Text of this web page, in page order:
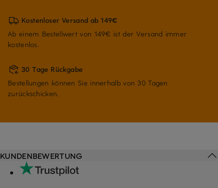
Kostenloser Versand ab 149€
Ab einem Bestellwert von 149€ ist der Versand immer
kostenlos.
30 Tage Rückgabe
Bestellungen können Sie innerhalb von 30 Tagen
zurückschicken.
KUNDENBEWERTUNG